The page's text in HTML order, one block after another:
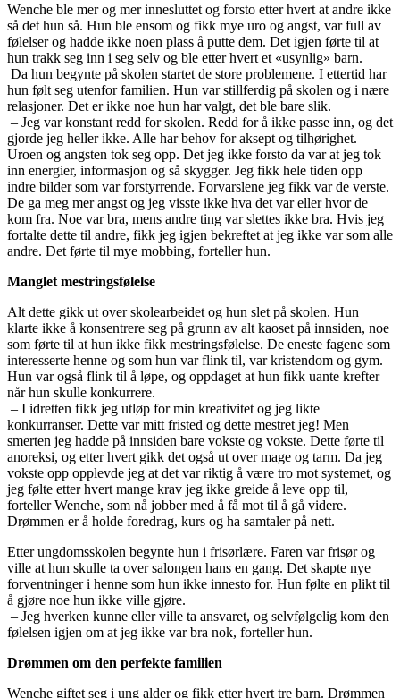
Wenche ble mer og mer innesluttet og forsto etter hvert at andre ikke
så det hun så. Hun ble ensom og fikk mye uro og angst, var full av
følelser og hadde ikke noen plass å putte dem. Det igjen førte til at
hun trakk seg inn i seg selv og ble etter hvert et «usynlig» barn.
Da hun begynte på skolen startet de store problemene. I ettertid har
hun følt seg utenfor familien. Hun var stillferdig på skolen og i nære
relasjoner. Det er ikke noe hun har valgt, det ble bare slik.
– Jeg var konstant redd for skolen. Redd for å ikke passe inn, og det
gjorde jeg heller ikke. Alle har behov for aksept og tilhørighet.
Uroen og angsten tok seg opp. Det jeg ikke forsto da var at jeg tok
inn energier, informasjon og så skygger. Jeg fikk hele tiden opp
indre bilder som var forstyrrende. Forvarslene jeg fikk var de verste.
De ga meg mer angst og jeg visste ikke hva det var eller hvor de
kom fra. Noe var bra, mens andre ting var slettes ikke bra. Hvis jeg
fortalte dette til andre, fikk jeg igjen bekreftet at jeg ikke var som alle
andre. Det førte til mye mobbing, forteller hun.
Manglet mestringsfølelse
Alt dette gikk ut over skolearbeidet og hun slet på skolen. Hun
klarte ikke å konsentrere seg på grunn av alt kaoset på innsiden, noe
som førte til at hun ikke fikk mestringsfølelse. De eneste fagene som
interesserte henne og som hun var flink til, var kristendom og gym.
Hun var også flink til å løpe, og oppdaget at hun fikk uante krefter
når hun skulle konkurrere.
– I idretten fikk jeg utløp for min kreativitet og jeg likte
konkurranser. Dette var mitt fristed og dette mestret jeg! Men
smerten jeg hadde på innsiden bare vokste og vokste. Dette førte til
anoreksi, og etter hvert gikk det også ut over mage og tarm. Da jeg
vokste opp opplevde jeg at det var riktig å være tro mot systemet, og
jeg følte etter hvert mange krav jeg ikke greide å leve opp til,
forteller Wenche, som nå jobber med å få mot til å gå videre.
Drømmen er å holde foredrag, kurs og ha samtaler på nett.
Etter ungdomsskolen begynte hun i frisørlære. Faren var frisør og
ville at hun skulle ta over salongen hans en gang. Det skapte nye
forventninger i henne som hun ikke innesto for. Hun følte en plikt til
å gjøre noe hun ikke ville gjøre.
– Jeg hverken kunne eller ville ta ansvaret, og selvfølgelig kom den
følelsen igjen om at jeg ikke var bra nok, forteller hun.
Drømmen om den perfekte familien
Wenche giftet seg i ung alder og fikk etter hvert tre barn. Drømmen